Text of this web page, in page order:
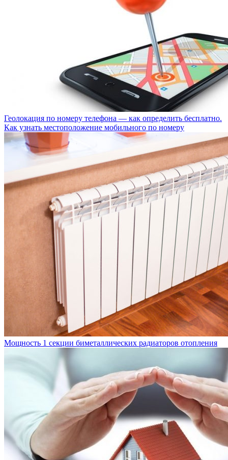
Геолокация по номеру телефона — как определить бесплатно.
Как узнать местоположение мобильного по номеру
Мощность 1 секции биметаллических радиаторов отопления